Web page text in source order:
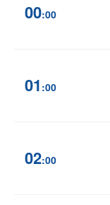
00:00
01 :00
02:00